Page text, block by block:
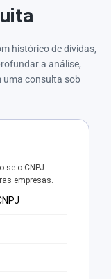
histórico de dívidas,
a análise,
uma consulta sob
se o CNPJ
empresas.